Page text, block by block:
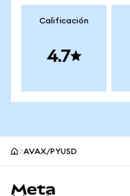
Calificación
4.7
AVAX/PYUSD